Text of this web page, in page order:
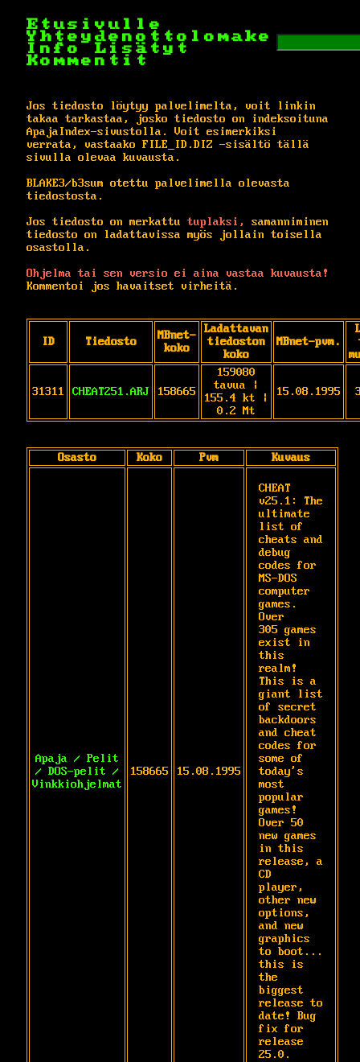
Etusivulle
Yhteydenottolomake
Info
Lisätyt
Kommentit
Jos tiedosto löytyy palvelimelta, voit linkin
takaa tarkastaa, josko tiedosto on indeksoituna
ApajaIndex-sivustolla. Voit esimerkiksi
verrata, vastaako FILE_ID.DIZ -sisältö tällä
sivulla olevaa kuvausta.
BLAKE3/b3sum otettu palvelimella olevasta
tiedostosta.
Jos tiedosto on merkattu tuplaksi,
samanniminen
tiedosto on ladattavissa myös jollain toisella
osastolla.
Ohjelma tai sen versio ei aina vastaa kuvausta!
Kommentoi jos havaitset virheitä.
ID Tiedosto
MBnet-
koko
Ladattavan
tiedoston
koko
MBnet-pvm.
31311 CHEAT251.ARJ 158665
159080
tavua |
155.4 kt |
0.2 Mt
15.08.1995
Osasto Koko Pvm Kuvaus
Apaja / Pelit
/ DOS-pelit /
Vinkkiohjelmat
158665 15.08.1995
CHEAT
v25.1: The
ultimate
list of
cheats and
debug
codes for
MS-DOS
computer
games.
Over
305 games
exist in
this
realm!
This is a
giant list
of secret
backdoors
and cheat
codes for
some of
today's
most
popular
games!
Over 50
new games
in this
release, a
CD
player,
other new
options,
and new
graphics
to boot...
this is
the
biggest
release to
date! Bug
fix for
release
25.0.